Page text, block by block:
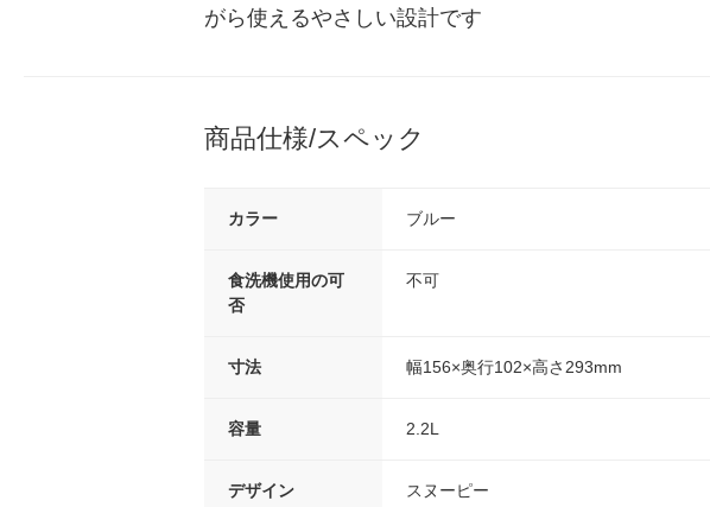
がら使えるやさしい設計です
商品仕様/スペック
カラー ブルー
食洗機使用の可
否
不可
寸法 幅156×奥行102×高さ293mm
容量 2.2L
デザイン スヌーピー